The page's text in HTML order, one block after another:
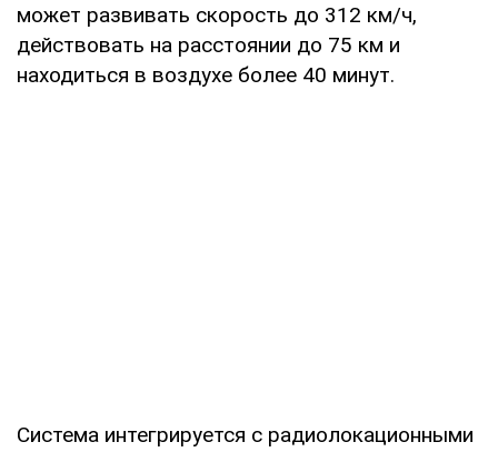
может развивать скорость до 312 км/ч,
действовать на расстоянии до 75 км и
находиться в воздухе более 40 минут.
Система интегрируется с радиолокационными